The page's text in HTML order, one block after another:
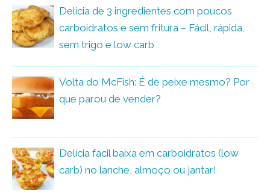
Delícia de 3 ingredientes com poucos
carboidratos e sem fritura – Fácil, rápida,
sem trigo e low carb
Volta do McFish: É de peixe mesmo? Por
que parou de vender?
Delícia fácil baixa em carboidratos (low
carb) no lanche, almoço ou jantar!